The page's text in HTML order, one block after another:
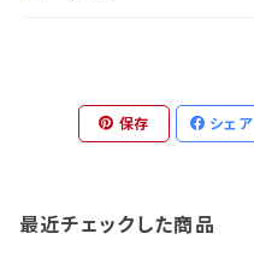
保存 シェア
最近チェックした商品